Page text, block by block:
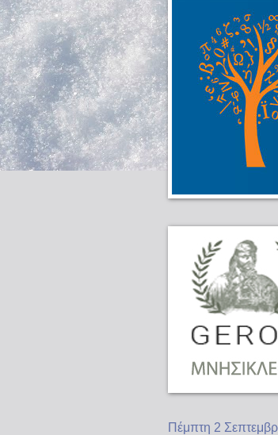
Πέμπτη 2